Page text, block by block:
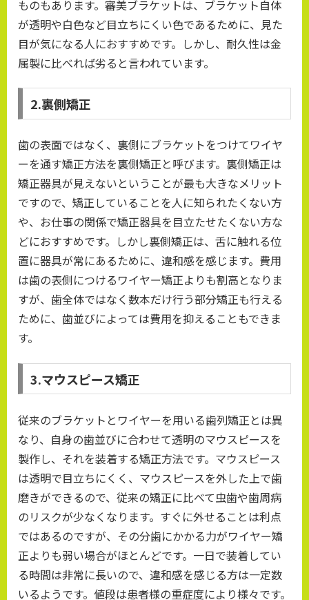
ものもあります。審美ブラケットは、ブラケット自体
が透明や白色など目立ちにくい色であるために、見た
目が気になる人におすすめです。しかし、耐久性は金
属製に比べれば劣ると言われています。
2.裏側矯正
歯の表面ではなく、裏側にブラケットをつけてワイヤ
ーを通す矯正方法を裏側矯正と呼びます。裏側矯正は
矯正器具が見えないということが最も大きなメリット
ですので、矯正していることを人に知られたくない方
や、お仕事の関係で矯正器具を目立たせたくない方な
どにおすすめです。しかし裏側矯正は、舌に触れる位
置に器具が常にあるために、違和感を感じます。費用
は歯の表側につけるワイヤー矯正よりも割高となりま
すが、歯全体ではなく数本だけ行う部分矯正も行える
ために、歯並びによっては費用を抑えることもできま
す。
3.マウスピース矯正
従来のブラケットとワイヤーを用いる歯列矯正とは異
なり、自身の歯並びに合わせて透明のマウスピースを
製作し、それを装着する矯正方法です。マウスピース
は透明で目立ちにくく、マウスピースを外した上で歯
磨きができるので、従来の矯正に比べて虫歯や歯周病
のリスクが少なくなります。すぐに外せることは利点
ではあるのですが、その分歯にかかる力がワイヤー矯
正よりも弱い場合がほとんどです。一日で装着してい
る時間は非常に長いので、違和感を感じる方は一定数
いるようです。値段は患者様の重症度により様々です。